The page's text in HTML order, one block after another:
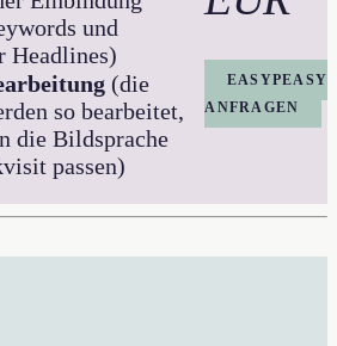
und
Headlines)
(die
so bearbeitet,
die Bildsprache
passen)
EASYPEASY
ANFRAGEN